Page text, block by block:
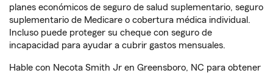
planes económicos de seguro de salud suplementario, seguro
suplementario de Medicare o cobertura médica individual.
Incluso puede proteger su cheque con seguro de
incapacidad para ayudar a cubrir gastos mensuales.
Hable con Necota Smith Jr en Greensboro, NC para obtener